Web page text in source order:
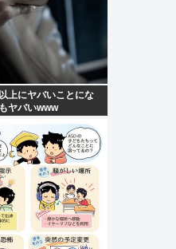
上にヤバいことにな
ヤバいwww